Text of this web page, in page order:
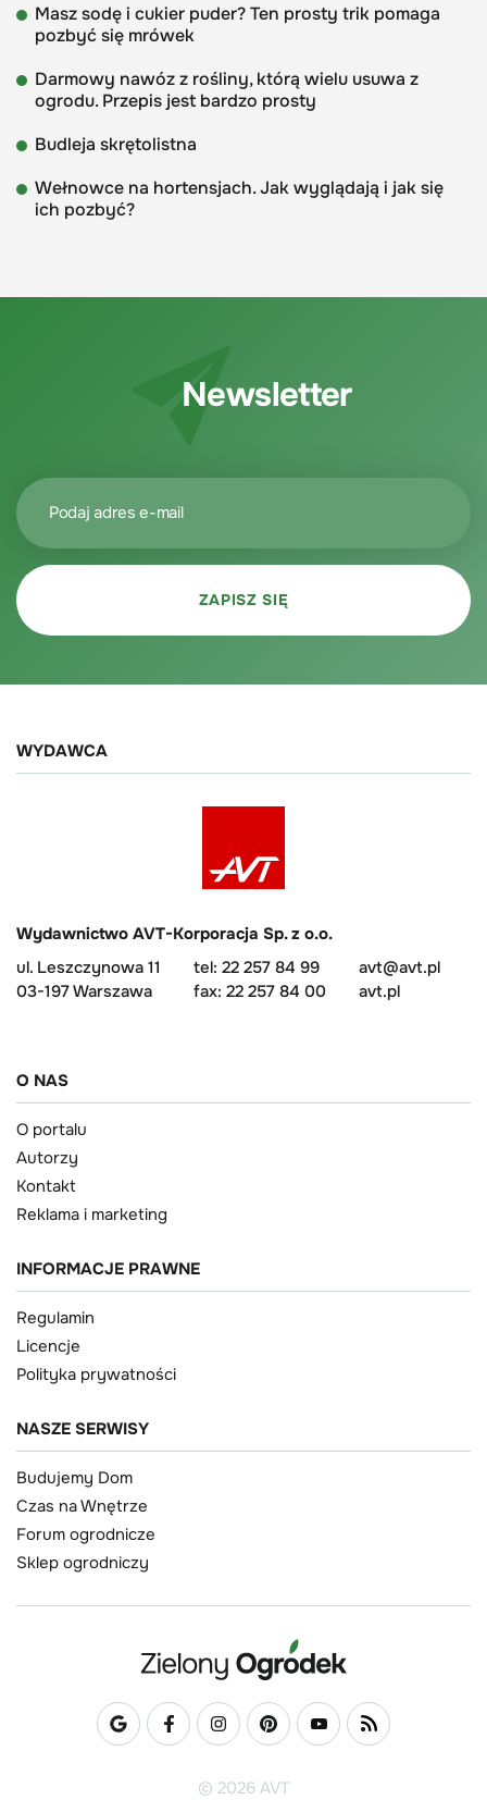
Masz sodę i cukier puder? Ten prosty trik pomaga
pozbyć się mrówek
Darmowy nawóz z rośliny, którą wielu usuwa z
ogrodu. Przepis jest bardzo prosty
Budleja skrętolistna
Wełnowce na hortensjach. Jak wyglądają i jak się
ich pozbyć?
Newsletter
WYDAWCA
Wydawnictwo AVT-Korporacja Sp. z o.o.
ul. Leszczynowa 11
03-197 Warszawa
tel: 22 257 84 99
fax: 22 257 84 00
avt@avt.pl
avt.pl
O NAS
O portalu
Autorzy
Kontakt
Reklama i marketing
INFORMACJE PRAWNE
Regulamin
Licencje
Polityka prywatności
NASZE SERWISY
Budujemy Dom
Czas na Wnętrze
Forum ogrodnicze
Sklep ogrodniczy
© 2026 AVT